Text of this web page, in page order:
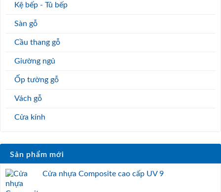
Kệ bếp - Tủ bếp
Sàn gỗ
Cầu thang gỗ
Giường ngủ
Ốp tường gỗ
Vách gỗ
Cửa kính
Sản phẩm mới
Cửa nhựa Composite cao cấp UV 9